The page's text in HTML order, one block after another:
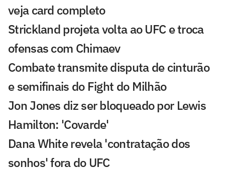
veja card completo
Strickland projeta volta ao UFC e troca
ofensas com Chimaev
Combate transmite disputa de cinturão
e semifinais do Fight do Milhão
Jon Jones diz ser bloqueado por Lewis
Hamilton: 'Covarde'
Dana White revela 'contratação dos
sonhos' fora do UFC